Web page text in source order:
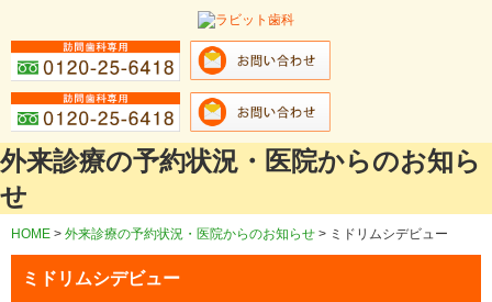
外来診療の予約状況・医院からのお知ら
せ
HOME > 外来診療の予約状況・医院からのお知らせ > ミドリムシデビュー
ミドリムシデビュー